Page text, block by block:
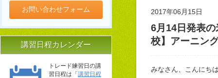
2017年06月15日
6月14日発表
校】アーニン
みなさん、こんにち
お問い合わせフォーム
講習日程カレンダー
トレード練習日の講
習日程は「 講習日程